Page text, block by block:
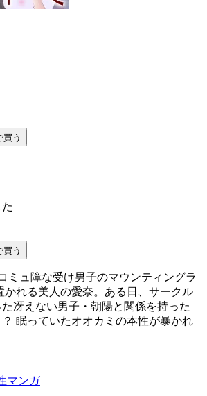
買う
買う
ミュ障な受け男子のマウンティングラ
かれる美人の愛奈。ある日、サークル
冴えない男子・朝陽と関係を持った
眠っていたオオカミの本性が暴かれ
マンガ